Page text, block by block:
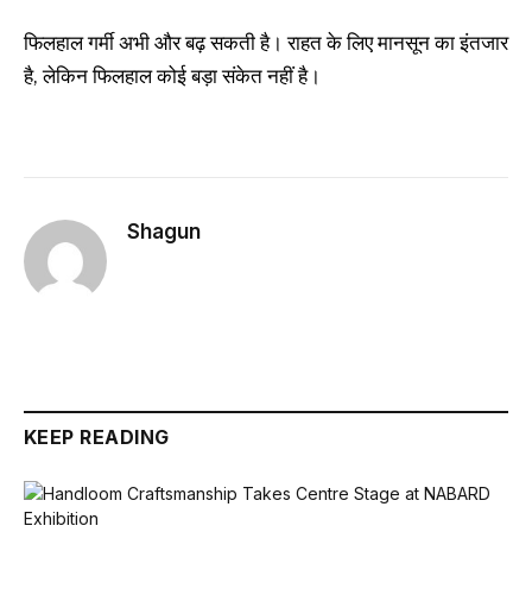
फिलहाल गर्मी अभी और बढ़ सकती है। राहत के लिए मानसून का इंतजार
है, लेकिन फिलहाल कोई बड़ा संकेत नहीं है।
Shagun
KEEP READING